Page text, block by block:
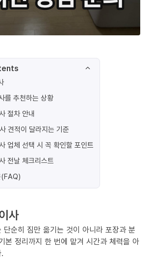
를 추천하는 상황
절차 안내
견적이 달라지는 기준
업체 선택 시 꼭 확인할 포인트
전날 체크리스트
(FAQ)
사
단순히 짐만 옮기는 것이 아니라 포장과 분
본 정리까지 한 번에 맡겨 시간과 체력을 아